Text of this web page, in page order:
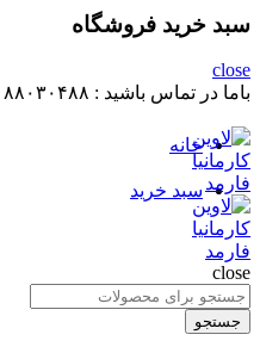
سبد خرید فروشگاه
close
باما در تماس باشید : ۸۸۰۳۰۴۸۸
خانه
سبد خرید
close
جستجو
برای
:
جستجو